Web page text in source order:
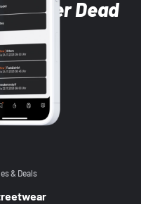
mit der Dead
& Deals